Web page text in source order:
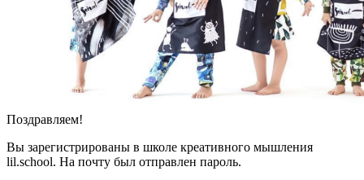
Поздравляем!
Вы зарегистрированы в школе креативного мышления
lil.school. На почту был отправлен пароль.